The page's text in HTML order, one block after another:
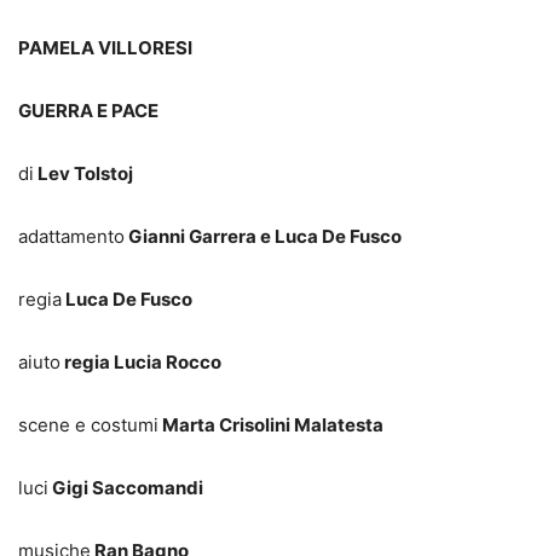
PAMELA VILLORESI
GUERRA E PACE
di Lev Tolstoj
adattamento Gianni Garrera e Luca De Fusco
regia Luca De Fusco
aiuto regia Lucia Rocco
scene e costumi Marta Crisolini Malatesta
luci Gigi Saccomandi
musiche Ran Bagno